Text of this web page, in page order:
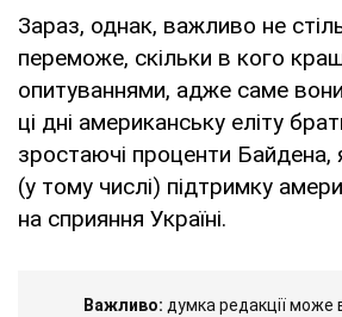
Зараз, однак, важливо не
переможе, скільки в кого
опитуваннями, адже саме
ці дні американську еліту
зростаючі проценти Байдена,
(у тому числі) підтримку
на сприяння Україні.
Важливо: думка редакції може